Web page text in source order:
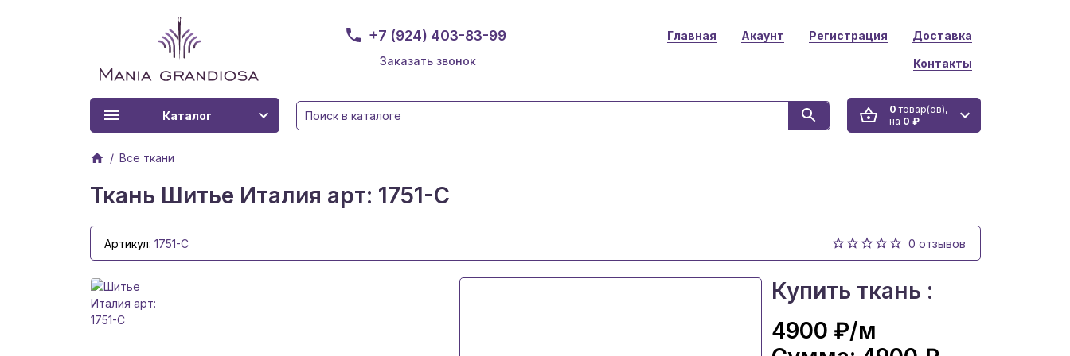
Главная Акаунт Регистрация Доставка
Контакты
+7 (924) 403-83-99
Заказать звонок
0 товар(ов),
на 0 ₽
Каталог
Все ткани
Ткань Шитье Италия арт: 1751-C
Артикул: 1751-C 0 отзывов
Купить ткань :
4900 ₽/м